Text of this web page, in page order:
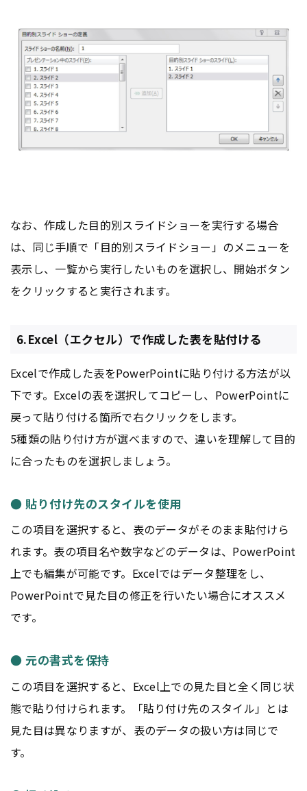
なお、作成した目的別スライドショーを実行する場合
は、同じ手順で「目的別スライドショー」のメニューを
表示し、一覧から実行したいものを選択し、開始ボタン
をクリックすると実行されます。
6.Excel（エクセル）で作成した表を貼付ける
Excelで作成した表をPowerPointに貼り付ける方法が以
下です。Excelの表を選択してコピーし、PowerPointに
戻って貼り付ける箇所で右クリックをします。
5種類の貼り付け方が選べますので、違いを理解して目的
に合ったものを選択しましょう。
● 貼り付け先のスタイルを使用
この項目を選択すると、表のデータがそのまま貼付けら
れます。表の項目名や数字などのデータは、PowerPoint
上でも編集が可能です。Excelではデータ整理をし、
PowerPointで見た目の修正を行いたい場合にオススメ
です。
● 元の書式を保持
この項目を選択すると、Excel上での見た目と全く同じ状
態で貼り付けられます。「貼り付け先のスタイル」とは
見た目は異なりますが、表のデータの扱い方は同じで
す。